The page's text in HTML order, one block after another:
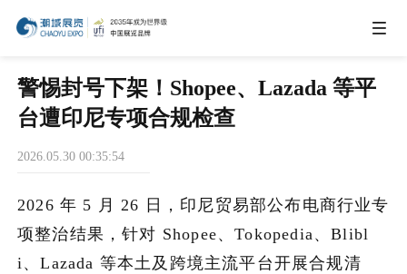
IEAE
IGHE
CHWE
警惕封号下架！Shopee、Lazada 等平
台遭印尼专项合规检查
2026.05.30 00:35:54
2026 年 5 月 26 日，印尼贸易部公布电商行业专
项整治结果，针对 Shopee、Tokopedia、Blibl
i、Lazada 等本土及跨境主流平台开展合规清